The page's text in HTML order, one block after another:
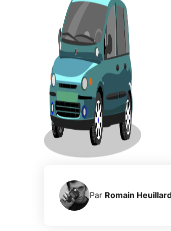
Par Romain Heuillard